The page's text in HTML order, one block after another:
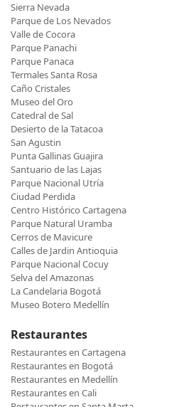
Sierra Nevada
Parque de Los Nevados
Valle de Cocora
Parque Panachi
Parque Panaca
Termales Santa Rosa
Caño Cristales
Museo del Oro
Catedral de Sal
Desierto de la Tatacoa
San Agustin
Punta Gallinas Guajira
Santuario de las Lajas
Parque Nacional Utría
Ciudad Perdida
Centro Histórico Cartagena
Parque Natural Uramba
Cerros de Mavicure
Calles de Jardin Antioquia
Parque Nacional Cocuy
Selva del Amazonas
La Candelaria Bogotá
Museo Botero Medellín
Restaurantes
Restaurantes en Cartagena
Restaurantes en Bogotá
Restaurantes en Medellín
Restaurantes en Cali